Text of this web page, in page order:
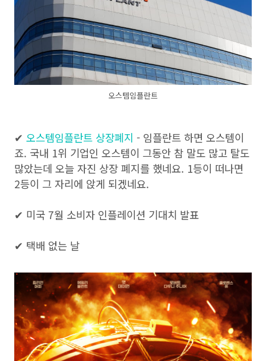
오스템임플란트
✔ 오스템임플란트 상장폐지 - 임플란트 하면 오스템이
죠. 국내 1위 기업인 오스템이 그동안 참 말도 많고 탈도
많았는데 오늘 자진 상장 폐지를 했네요. 1등이 떠나면
2등이 그 자리에 앉게 되겠네요.
✔ 미국 7월 소비자 인플레이션 기대치 발표
✔ 택배 없는 날